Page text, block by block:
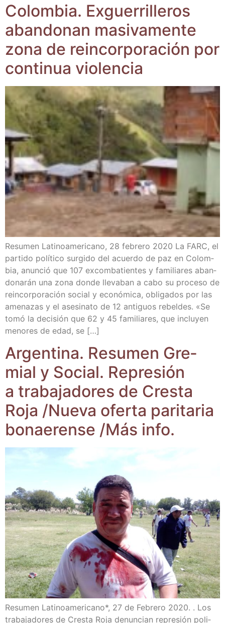
Colom­bia. Exgue­rri­lle­ros
aban­do­nan masi­va­men­te
zona de rein­cor­po­ra­ción por
con­ti­nua violencia
Resu­men Lati­no­ame­ri­cano, 28 febre­ro 2020 La FARC, el
par­ti­do polí­ti­co sur­gi­do del acuer­do de paz en Colom­
bia, anun­ció que 107 excom­ba­tien­tes y fami­lia­res aban­
do­na­rán una zona don­de lle­va­ban a cabo su pro­ce­so de
rein­cor­po­ra­ción social y eco­nó­mi­ca, obli­ga­dos por las
ame­na­zas y el ase­si­na­to de 12 anti­guos rebel­des. «Se
tomó la deci­sión que 62 y 45 fami­lia­res, que inclu­yen
meno­res de edad, se […]
Argen­ti­na. Resu­men Gre­
mial y Social. Repre­sión
a tra­ba­ja­do­res de Cres­ta
Roja /​Nue­va ofer­ta pari­ta­ria
bonae­ren­se /​Más info.
Resu­men Lati­no­ame­ri­cano*, 27 de Febre­ro 2020. . Los
tra­ba­ja­do­res de Cres­ta Roja denun­cian repre­sión poli­